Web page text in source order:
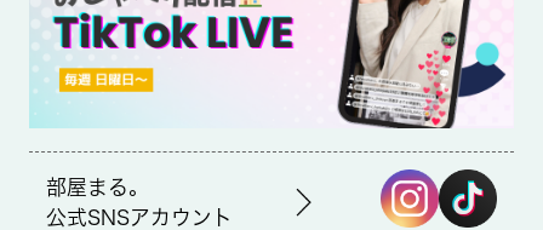
生活を、当社スタッフがお手伝い致します。町田から徒歩圏内の
お風呂トイレ別物件です！！飲食店、コンビニ、レンタルビデオ
等が周辺にあります。
部屋まる。
公式SNSアカウント